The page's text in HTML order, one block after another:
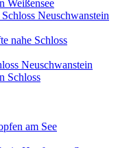
Weißensee
Neuschwanstein
nahe Schloss
Neuschwanstein
Schloss
am See